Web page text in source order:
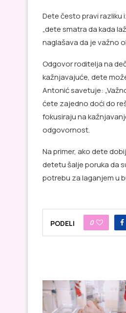
Dete često pravi razliku
„dete smatra da kada
naglašava da je važno
Odgovor roditelja na
kažnjavajuće, dete
Antonić savetuje:
ćete zajedno doći do
fokusiraju na
odgovornost.
Na primer, ako dete
detetu šalje poruka da
potrebu za laganjem u
PODELI 0